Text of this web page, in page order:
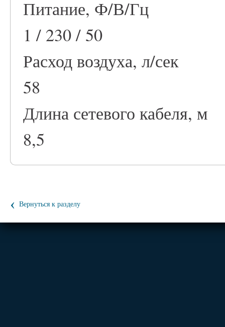
Питание, Ф/В/Гц
1 / 230 / 50
Расход воздуха, л/сек
58
Длина сетевого кабеля, м
8,5
‹ Вернуться к разделу